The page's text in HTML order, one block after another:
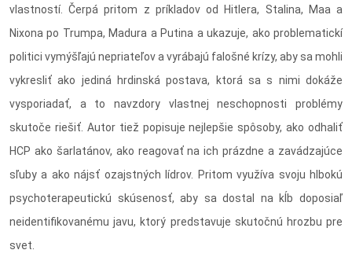
vlastností. Čerpá pritom z príkladov od Hitlera, Stalina, Maa a
Nixona po Trumpa, Madura a Putina a ukazuje, ako problematickí
politici vymýšľajú nepriateľov a vyrábajú falošné krízy, aby sa mohli
vykresliť ako jediná hrdinská postava, ktorá sa s nimi dokáže
vysporiadať, a to navzdory vlastnej neschopnosti problémy
skutoče riešiť. Autor tiež popisuje nejlepšie spôsoby, ako odhaliť
HCP ako šarlatánov, ako reagovať na ich prázdne a zavádzajúce
sľuby a ako nájsť ozajstných lídrov. Pritom využíva svoju hlbokú
psychoterapeutickú skúsenosť, aby sa dostal na kĺb doposiaľ
neidentifikovanému javu, ktorý predstavuje skutočnú hrozbu pre
svet.